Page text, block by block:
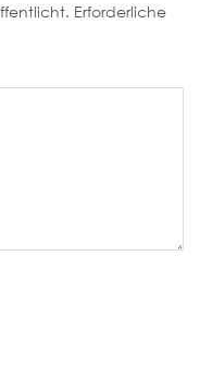
Erforderliche